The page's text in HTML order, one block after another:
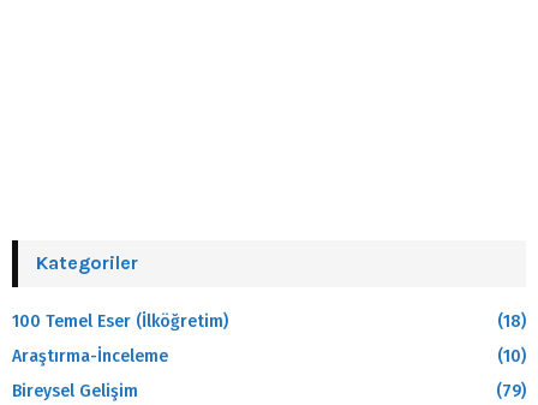
Kategoriler
100 Temel Eser (İlköğretim)
(18)
Araştırma-İnceleme
(10)
Bireysel Gelişim
(79)